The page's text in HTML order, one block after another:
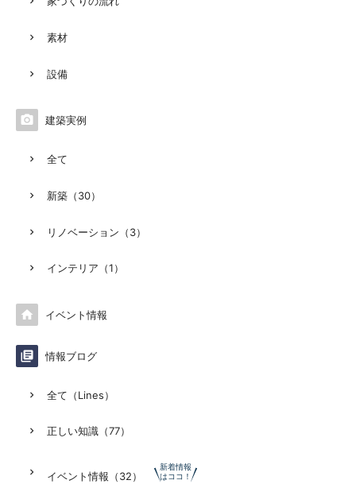
素材
設備
 建築実例
全て
新築（30）
リノベーション（3）
インテリア（1）
 イベント情報
 情報ブログ
全て（Lines）
正しい知識（77）
イベント情報（32）
新着情報
はココ！